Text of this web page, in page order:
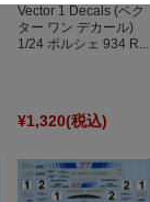
Vector 1 Decals (ベク
ター ワン デカール)
1/24 ポルシェ 934 R...
¥1,320(税込)